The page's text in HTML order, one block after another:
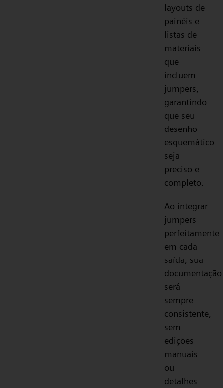
layouts de
painéis e
listas de
materiais
que
incluem
jumpers,
garantindo
que seu
desenho
esquemático
seja
preciso e
completo.
Ao integrar
jumpers
perfeitamente
em cada
saída, sua
documentação
será
sempre
consistente,
sem
edições
manuais
ou
detalhes